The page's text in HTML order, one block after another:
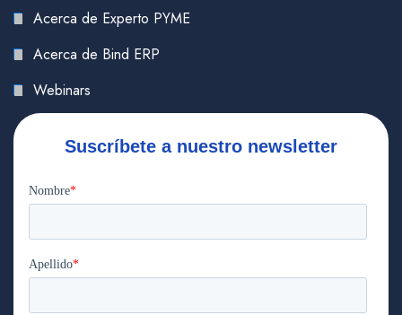
Acerca de Experto PYME
Acerca de Bind ERP
Webinars
Suscríbete a nuestro newsletter